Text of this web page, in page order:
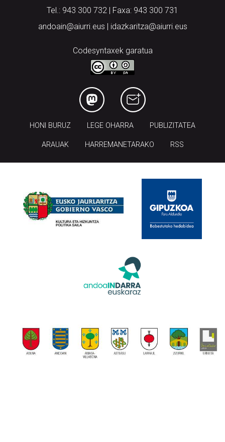
Tel.: 943 300 732 | Faxa: 943 300 731
andoain@aiurri.eus | idazkaritza@aiurri.eus
Codesyntaxek garatua
HONI BURUZ LEGE OHARRA PUBLIZITATEA
ARAUAK HARREMANETARAKO RSS